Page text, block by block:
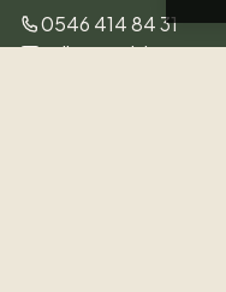
0546 414 84 31
selin@cevizhane.org